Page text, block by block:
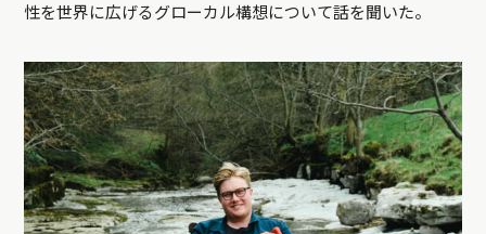
性を世界に広げるグローカル構想について話を聞いた。